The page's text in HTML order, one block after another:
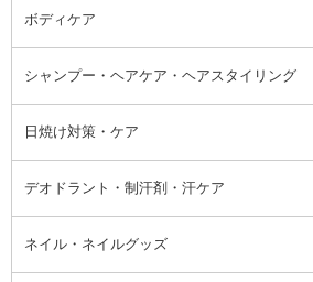
美容液
オールインワン化粧品 フェイス
フェイスオイル・バーム
ブースター・導入液
洗い流すパック・マスク
BBクリーム
コンシーラー ファンデ
フェイスパウダー
メイクアップ全て
まつげ美容液 つけまつ
アイシャドウ
アイブロウ・眉マスカラ
チーク
ボディケア
ボディケア全て
ボディ
けん
ボディケア
レッグ・フットケア
バストケア
シャンプー・ヘアケア・ヘアスタイリング
シャンプー・ヘアケア・ヘアスタ
イリング全て
洗い流さないトリートメント
ヘアスタイリング剤
日焼け対策・ケア
日焼け対策・ケア全て
サンオイル・タンニング
デオドラント・制汗剤・汗ケア
デオドラント・制汗剤・汗ケア全
て
ネイル・ネイルグッズ